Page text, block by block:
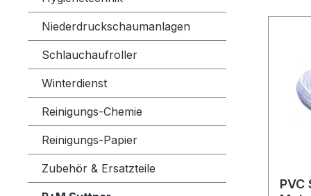
Niederdruckschaumanlagen
Schlauchaufroller
Winterdienst
Reinigungs-Chemie
Reinigungs-Papier
Zubehör & Ersatzteile
PVC